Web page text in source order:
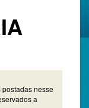
nesse
a